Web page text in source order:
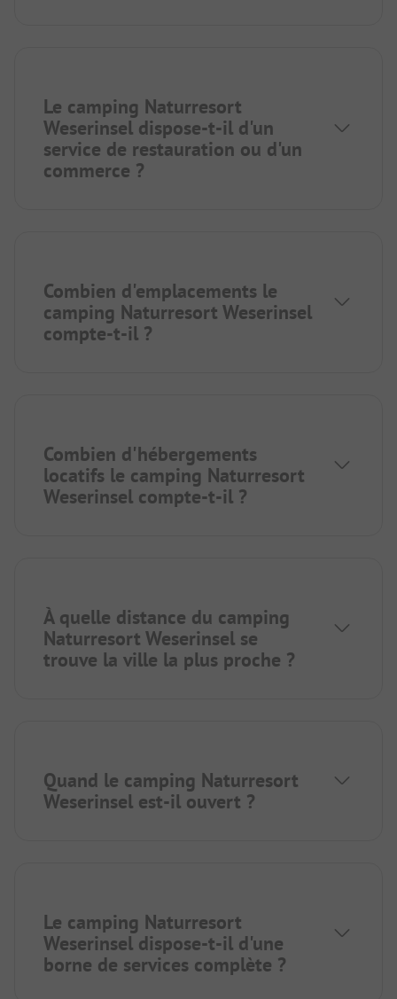
Le camping Naturresort
Weserinsel dispose-t-il d'un
service de restauration ou d'un
commerce ?
Combien d'emplacements le
camping Naturresort Weserinsel
compte-t-il ?
Combien d'hébergements
locatifs le camping Naturresort
Weserinsel compte-t-il ?
À quelle distance du camping
Naturresort Weserinsel se
trouve la ville la plus proche ?
Quand le camping Naturresort
Weserinsel est-il ouvert ?
Le camping Naturresort
Weserinsel dispose-t-il d'une
borne de services complète ?